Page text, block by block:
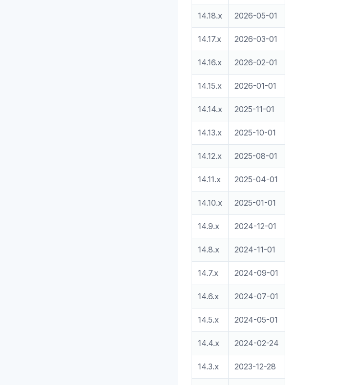
14.18.x 2026-05-01
14.17.x 2026-03-01
14.16.x 2026-02-01
14.15.x 2026-01-01
14.14.x 2025-11-01
14.13.x 2025-10-01
14.12.x 2025-08-01
14.11.x 2025-04-01
14.10.x 2025-01-01
14.9.x 2024-12-01
14.8.x 2024-11-01
14.7.x 2024-09-01
14.6.x 2024-07-01
14.5.x 2024-05-01
14.4.x 2024-02-24
14.3.x 2023-12-28